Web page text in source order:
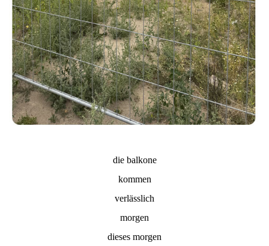
die balkone
kommen
verlässlich
morgen
dieses morgen